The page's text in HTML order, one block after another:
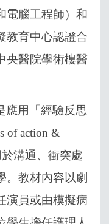
電腦工程師）和
教育中心認證合
央醫院學術樓醫
應用「經驗反思
of action &
溝通、衝突處
。教材內容以劇
演員或由模擬病